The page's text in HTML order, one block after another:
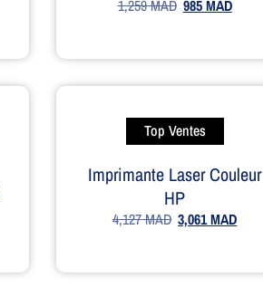
1,259MAD 985MAD
Top Ventes
Imprimante Laser Couleur
HP
4,127MAD 3,061MAD